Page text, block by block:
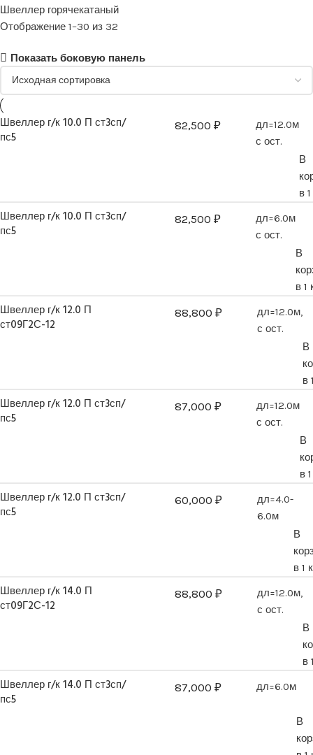
Швеллер горячекатаный
Отображение 1–30 из 32
Показать боковую панель
Швеллер г/к 10.0 П ст3сп/
пс5
82,500 ₽
дл=12.0м
с ост.
В
в
Швеллер г/к 10.0 П ст3сп/
пс5
82,500 ₽
дл=6.0м
с ост.
В
в 1
Швеллер г/к 12.0 П
ст09Г2С-12
88,800 ₽
дл=12.0м,
с ост.
В
в
Швеллер г/к 12.0 П ст3сп/
пс5
87,000 ₽
дл=12.0м
с ост.
В
в
Швеллер г/к 12.0 П ст3сп/
пс5
60,000 ₽
дл=4.0-
6.0м
В
в 1
Швеллер г/к 14.0 П
ст09Г2С-12
88,800 ₽
дл=12.0м,
с ост.
В
в
Швеллер г/к 14.0 П ст3сп/
пс5
87,000 ₽ дл=6.0м
В